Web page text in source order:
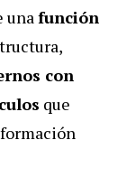
unafunción
con
que